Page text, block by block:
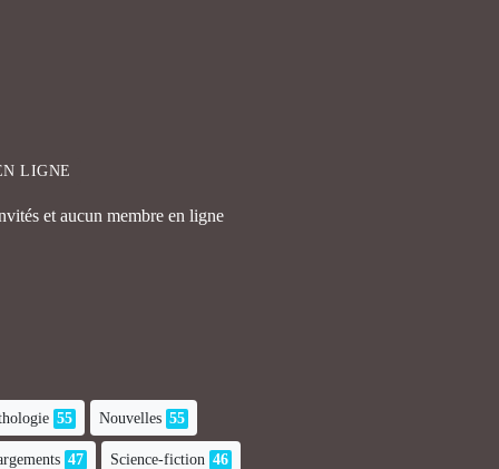
LIGNE
et aucun membre en ligne
55 Nouvelles 55
47 Science-fiction 46